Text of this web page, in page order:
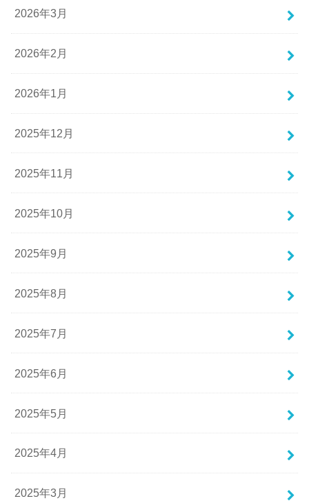
2026年3月
2026年2月
2026年1月
2025年12月
2025年11月
2025年10月
2025年9月
2025年8月
2025年7月
2025年6月
2025年5月
2025年4月
2025年3月